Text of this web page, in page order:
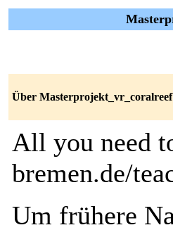
Über Masterprojekt_vr_coralreef
All you need
bremen.de/
Um frühere